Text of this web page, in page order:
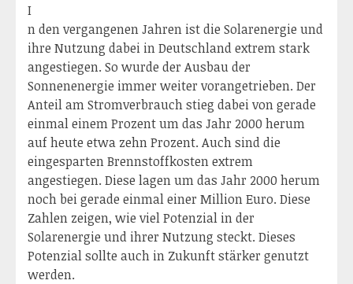
I
n den vergangenen Jahren ist die Solarenergie und
ihre Nutzung dabei in Deutschland extrem stark
angestiegen. So wurde der Ausbau der
Sonnenenergie immer weiter vorangetrieben. Der
Anteil am Stromverbrauch stieg dabei von gerade
einmal einem Prozent um das Jahr 2000 herum
auf heute etwa zehn Prozent. Auch sind die
eingesparten Brennstoffkosten extrem
angestiegen. Diese lagen um das Jahr 2000 herum
noch bei gerade einmal einer Million Euro. Diese
Zahlen zeigen, wie viel Potenzial in der
Solarenergie und ihrer Nutzung steckt. Dieses
Potenzial sollte auch in Zukunft stärker genutzt
werden.